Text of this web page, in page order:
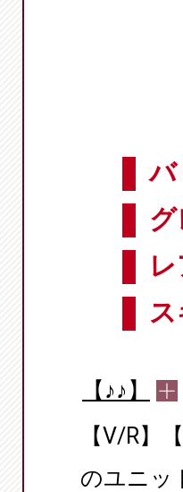
【♪♪】
【V/R】【
のユニッ